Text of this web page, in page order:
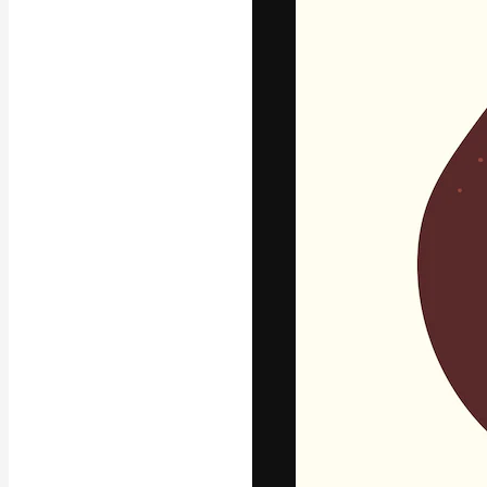
La plateforme
vos meilleurs
d’abonnés :